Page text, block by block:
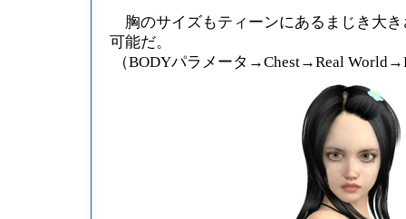
胸のサイズもティーンにあるまじき大
可能だ。
（BODYパラメータ→Chest→Real